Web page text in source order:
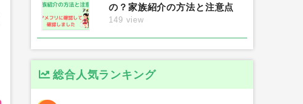
の？家族紹介の方法と注意点
149 view
総合人気ランキング